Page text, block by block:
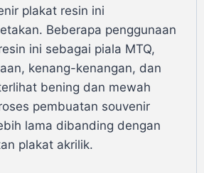
plakat resin ini
Beberapa penggunaan
ini sebagai piala MTQ,
kenang-kenangan, dan
bening dan mewah
pembuatan souvenir
lama dibanding dengan
plakat akrilik.